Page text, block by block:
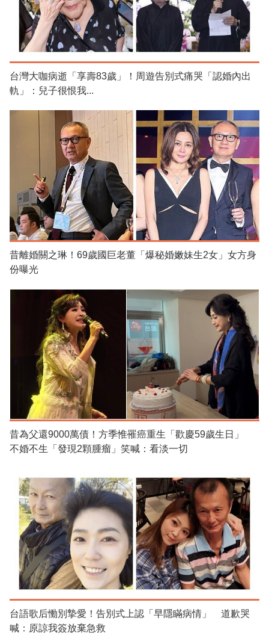
台灣大咖病逝「享壽83歲」！周遊告別式痛哭「認婚內出
軌」：兒子很恨我...
昔離婚關之琳！69歲國巨老董「爆秘婚嫩妹生2女」女方身
份曝光
昔為父還9000萬債！方季惟罹癌重生「歡慶59歲生日」
不婚不生「發現2顆腫瘤」笑喊：看淡一切
台語歌后慟別摯愛！告別式上認「早隱瞞病情」 道歉哭
喊：原諒我簽放棄急救